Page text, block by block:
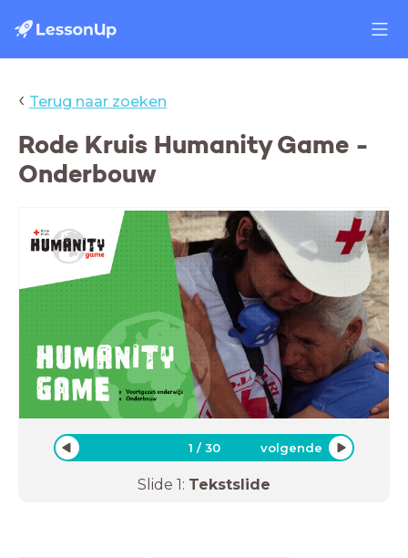
‹ Terug naar zoeken
Rode Kruis Humanity Game -
Onderbouw
1 /30 volgende
Slide 1: Tekstslide